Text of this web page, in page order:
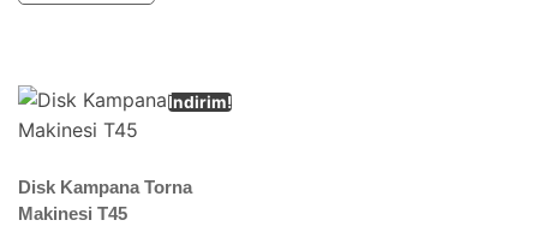
İndirim!
Disk Kampana Torna
Makinesi T45